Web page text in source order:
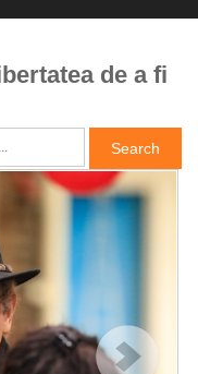
de a fi